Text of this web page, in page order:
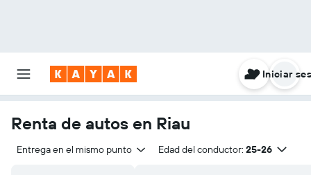
Iniciar
Renta de autos en Riau
Entrega en el mismo punto Edad del conductor: 25-26